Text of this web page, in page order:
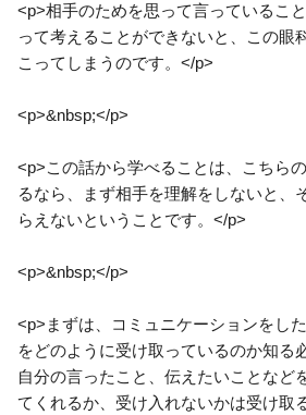
<p>相手のためを思って言っているこ
って考えることができないと、この眼
こってしまうのです。</p>
<p>&nbsp;</p>
<p>この話から学べることは、こちら
るなら、まず相手を理解をしないと、
らえないということです。</p>
<p>&nbsp;</p>
<p>まずは、コミュニケーションをし
をどのように受け取っているのか知る
自分の言ったこと、伝えたいことなど
てくれるか、受け入れないかは受け取